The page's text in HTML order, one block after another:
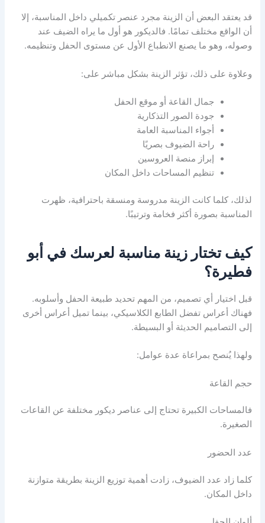
قد يعتقد البعض أن الزينة مجرد عنصر تكميلي داخل المناسبة، إلا
أن الواقع مختلف تمامًا. فالديكور هو أول ما يراه الضيف عند
وصوله، وهو ما يصنع الانطباع الأول عن مستوى الحفل وتنظيمه.
وعلاوة على ذلك، تؤثر الزينة بشكل مباشر على:
جمال القاعة أو موقع الحفل
جودة الصور التذكارية
أجواء المناسبة العامة
راحة الضيوف بصريًا
إبراز منصة العروسين
تنظيم المساحات داخل المكان
لذلك، كلما كانت الزينة مدروسة ومنسقة باحترافية، ظهرت
المناسبة بصورة أكثر فخامة وترتيبًا.
كيف تختار زينة مناسبة لعرسك في أبو
فطيرة؟
قبل اختيار أي تصميم، من المهم تحديد طبيعة الحفل وأسلوبه.
فهناك أعراس تفضل الطابع الكلاسيكي، بينما تميل أعراس أخرى
إلى التصاميم الحديثة أو البسيطة.
ولهذا يُنصح بمراعاة عدة عوامل:
حجم القاعة
فالمساحات الكبيرة تحتاج إلى عناصر ديكور مختلفة عن القاعات
الصغيرة.
عدد الحضور
كلما زاد عدد الضيوف، زادت أهمية توزيع الزينة بطريقة متوازنة
داخل المكان.